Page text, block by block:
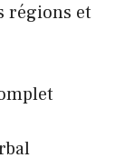
régions et